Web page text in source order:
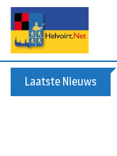
Laatste Nieuws